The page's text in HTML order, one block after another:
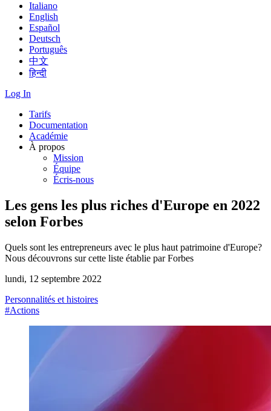
Italiano
English
Español
Deutsch
Português
中文
हिन्दी
Log In
Tarifs
Documentation
Académie
À propos
Mission
Équipe
Écris-nous
Les gens les plus riches d'Europe en 2022
selon Forbes
Quels sont les entrepreneurs avec le plus haut patrimoine d'Europe?
Nous découvrons sur cette liste établie par Forbes
lundi, 12 septembre 2022
Personnalités et histoires
#Actions